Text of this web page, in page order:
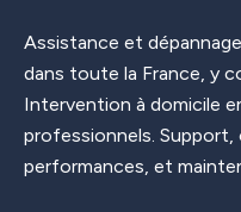
Assistance et
dans toute la France, y
Intervention à domicile
professionnels.
performances, et